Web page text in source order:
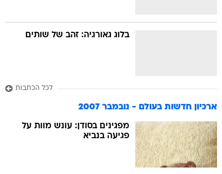
בלוג גאורגיה: זהב של שותים
לכל הכתבות
ארכיון חדשות בעולם - נובמבר 2007
מפגינים בסודן: עונש מוות על
פגיעה בנביא